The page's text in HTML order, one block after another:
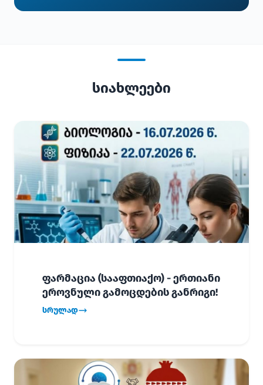
სიახლეები
ფარმაცია (სააფთიაქო) - ერთიანი
ეროვნული გამოცდების განრიგი!
სრულად